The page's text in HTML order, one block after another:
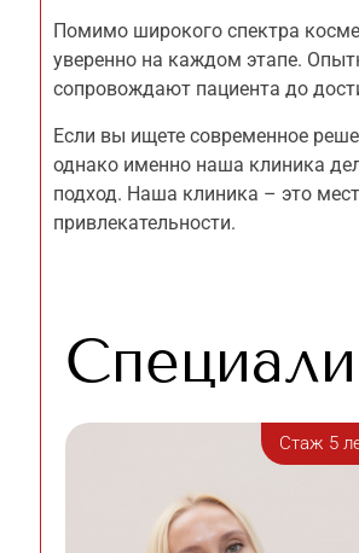
Помимо широкого спектра
уверенно на каждом этапе.
сопровождают пациента до
Если вы ищете современное
однако именно наша клиника
подход. Наша клиника – это
привлекательности.
Стаж 5